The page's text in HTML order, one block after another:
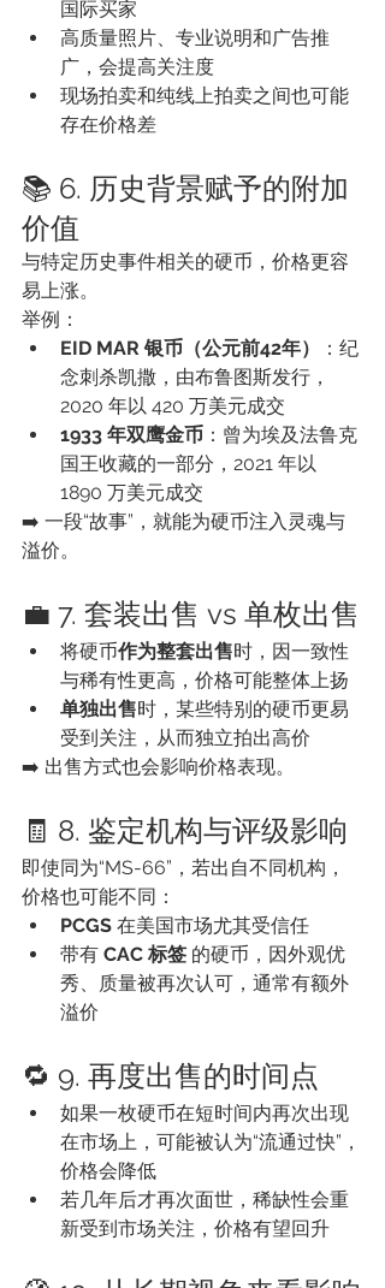
国际买家
高质量照片、专业说明和广告推
广，会提高关注度
现场拍卖和纯线上拍卖之间也可能
存在价格差
📚 6. 历史背景赋予的附加
价值
与特定历史事件相关的硬币，价格更容
易上涨。
举例：
EID MAR 银币（公元前42年）
：纪
念刺杀凯撒，由布鲁图斯发行，
2020 年以 420 万美元成交
1933 年双鹰金币 ：曾为埃及法鲁克
国王收藏的一部分，2021 年以
1890 万美元成交
➡️ 一段“故事”，就能为硬币注入灵魂与
溢价。
💼 7. 套装出售 vs 单枚出售
将硬币作为整套出售时，因一致性
与稀有性更高，价格可能整体上扬
单独出售时，某些特别的硬币更易
受到关注，从而独立拍出高价
➡️ 出售方式也会影响价格表现。
🧾 8. 鉴定机构与评级影响
即使同为“MS-66”，若出自不同机构，
价格也可能不同：
PCGS 在美国市场尤其受信任
带有 CAC 标签 的硬币，因外观优
秀、质量被再次认可，通常有额外
溢价
🔁 9. 再度出售的时间点
如果一枚硬币在短时间内再次出现
在市场上，可能被认为“流通过快”，
价格会降低
若几年后才再次面世，稀缺性会重
新受到市场关注，价格有望回升